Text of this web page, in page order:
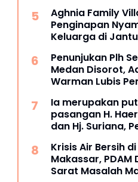
Metroterkini.id
Kasus Ini
Aghnia Family
Penginapan
Keluarga di
Bulukumba
Penunjukan Plh
Medan Disorot,
Warman Lubis
Merit
Ia merupakan
pasangan H.
dan Hj. Suriana,
Resmi Dilantik
HIPMI Makassar
Krisis Air Bersih di
Makassar, PDAM
Sarat Masalah